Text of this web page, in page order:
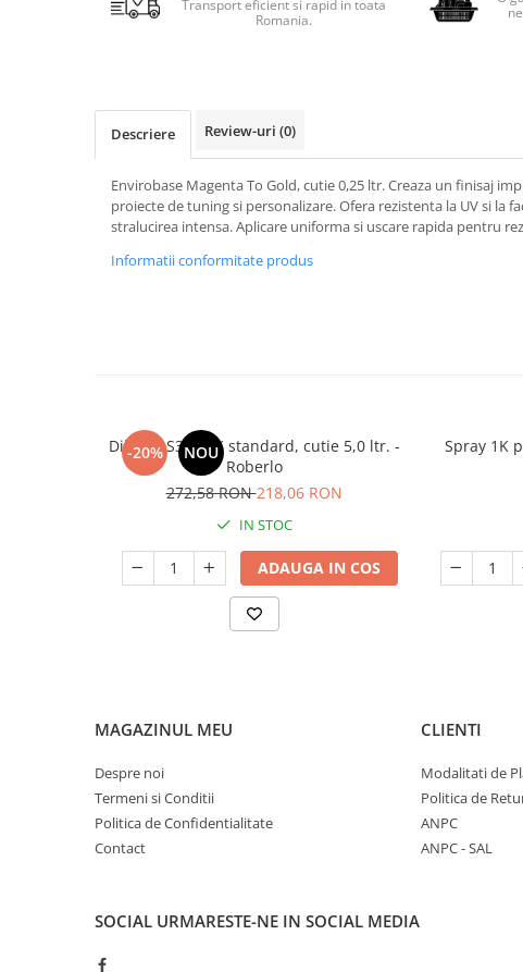
Transport eficient si rapid in toata
Romania.
Descriere Review-uri (0)
Envirobase Magenta To Gold, cutie 0,25 ltr. Creaza un finisaj
proiecte de tuning si personalizare. Ofera rezistenta la UV si la
stralucirea intensa. Aplicare uniforma si uscare rapida pentru
Informatii conformitate produs
-20% NOU
Diluant S322 2K standard, cutie 5,0 ltr. -
Roberlo
272,58 RON218,06 RON
IN STOC
ADAUGA IN COS
Spray 1K
MAGAZINUL MEU
Despre noi
Termeni si Conditii
Politica de Confidentialitate
Contact
CLIENTI
Modalitati de
Politica de
ANPC
ANPC - SAL
SOCIAL URMARESTE-NE IN SOCIAL MEDIA